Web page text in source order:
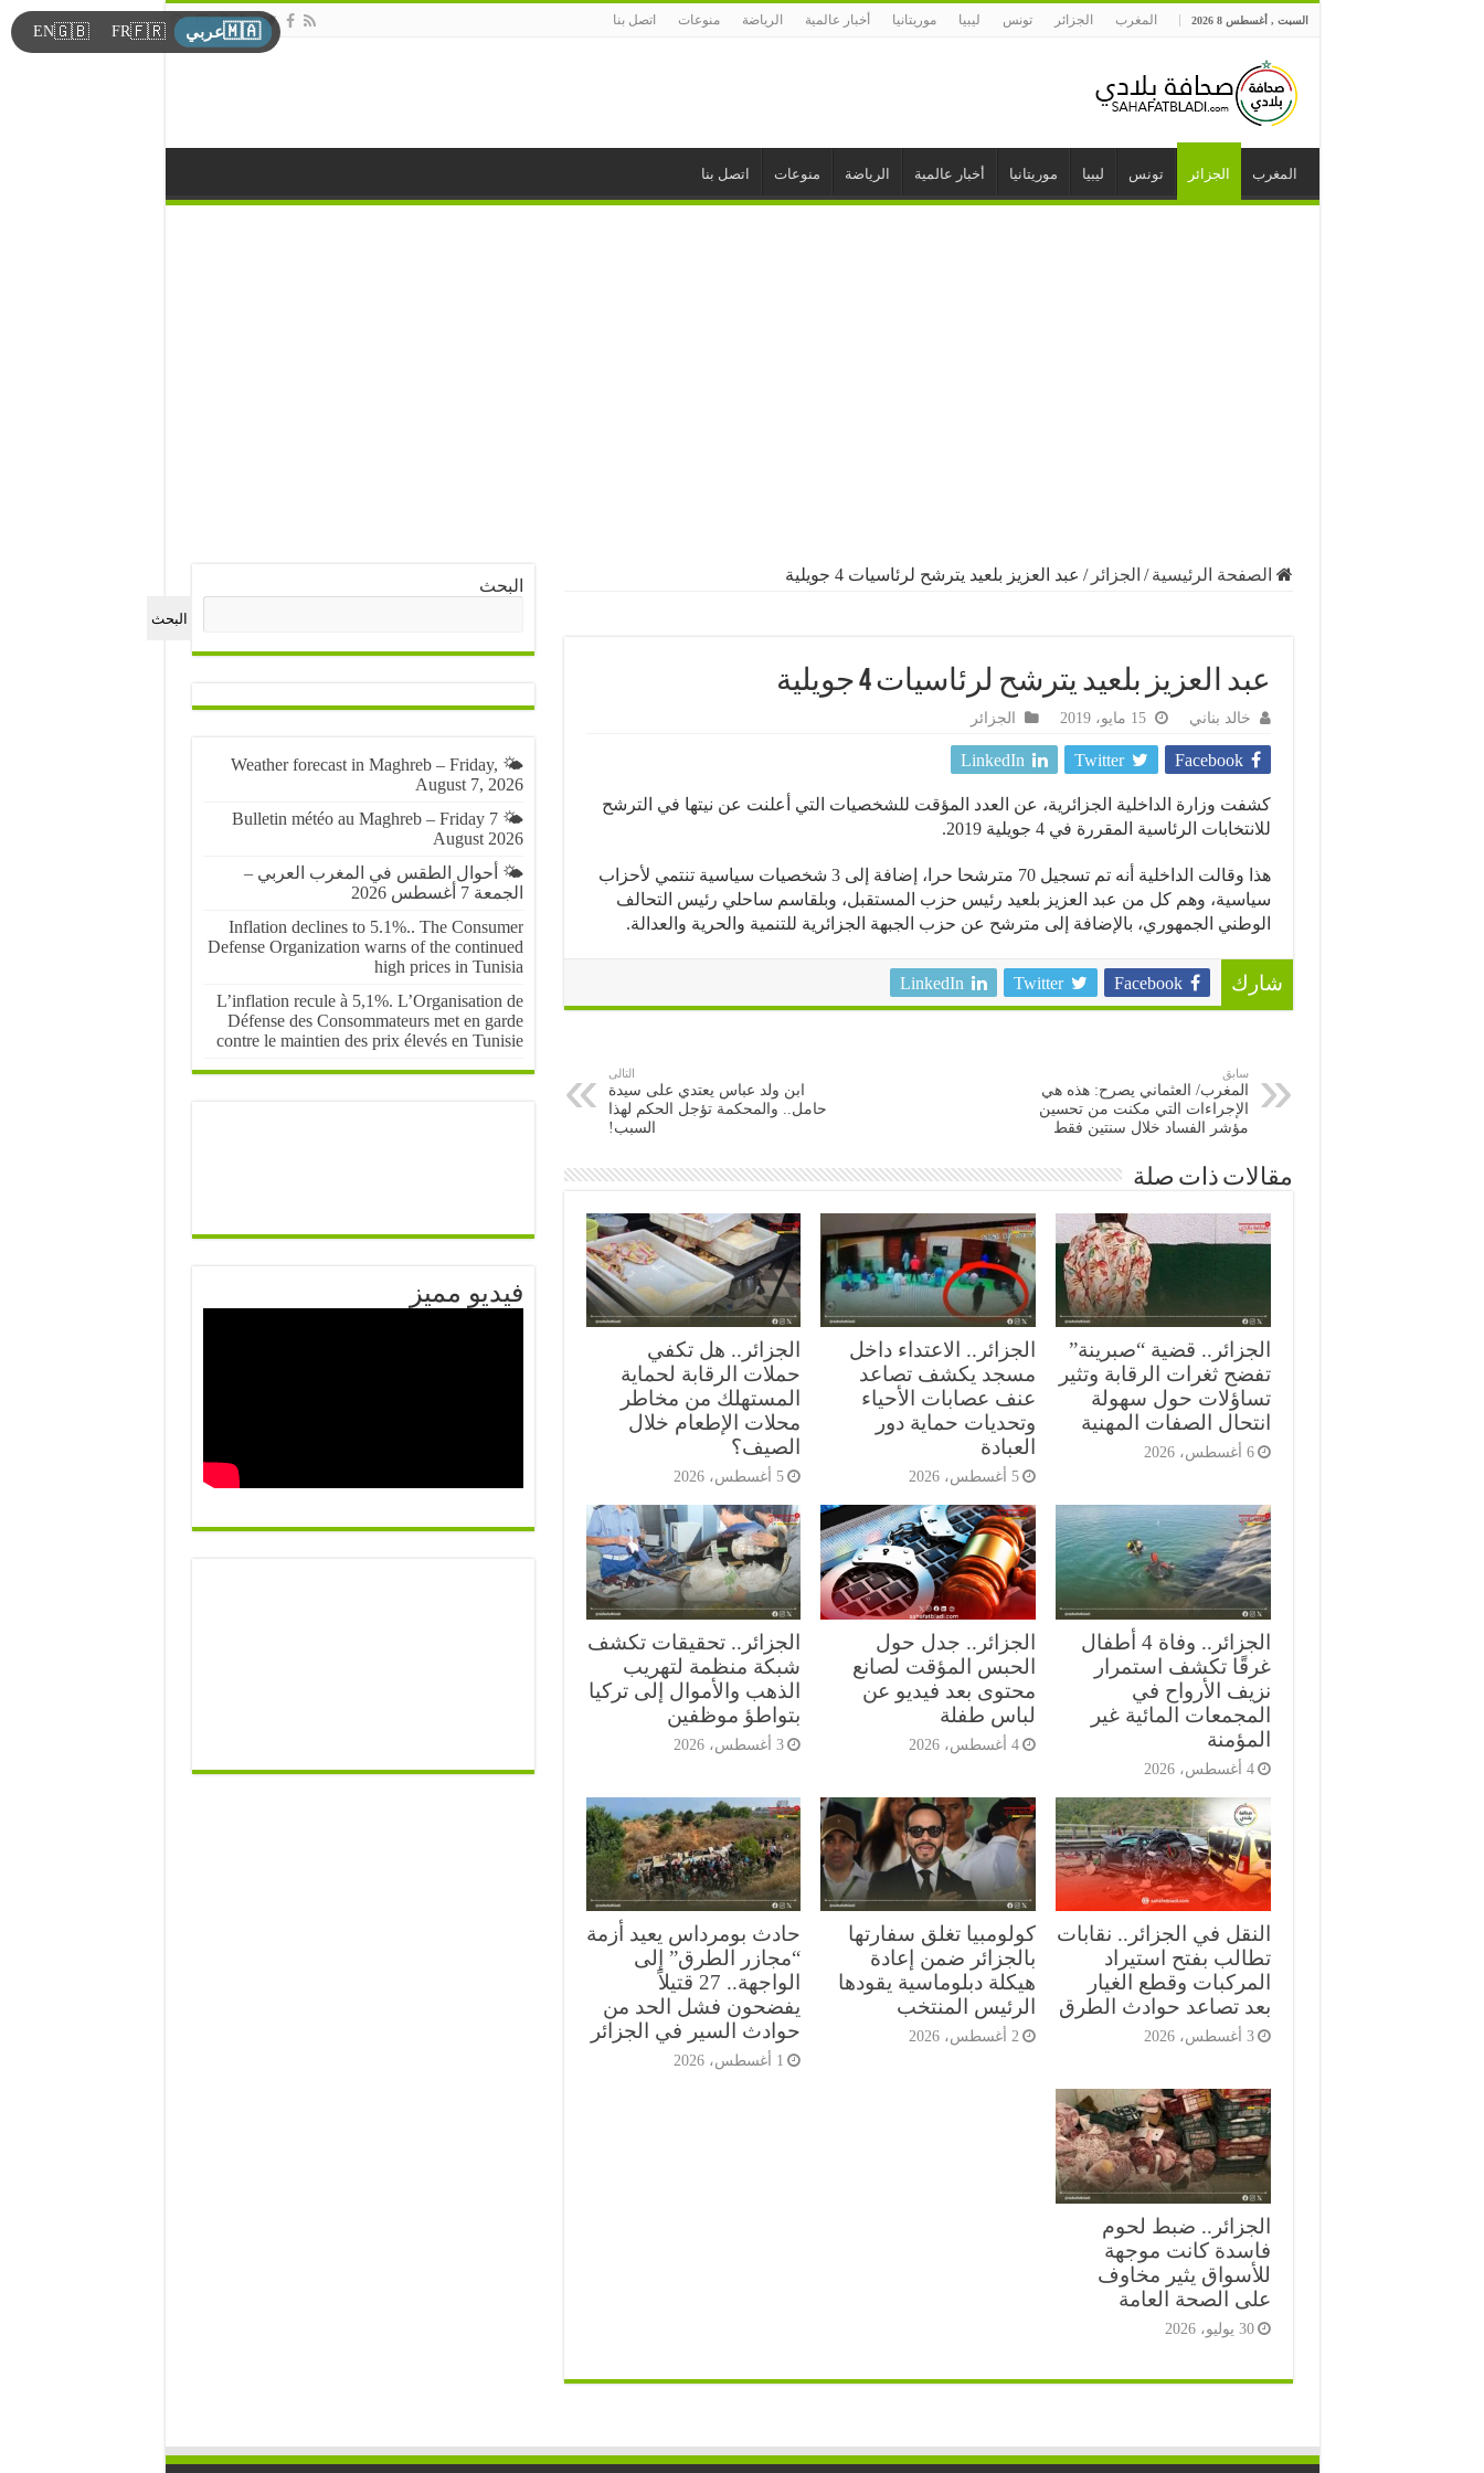
السبت , أغسطس 8 2026 المغرب الجزائر تونس ليبيا موريتانيا أخبار عالمية الرياضة منوعات اتصل بنا
المغرب الجزائر تونس ليبيا موريتانيا أخبار عالمية الرياضة منوعات اتصل بنا
الصفحة الرئيسية / الجزائر / عبد العزيز بلعيد يترشح لرئاسيات 4 جويلية
عبد العزيز بلعيد يترشح لرئاسيات 4 جويلية
خالد بناني 15 مايو، 2019 الجزائر
Facebook
Twitter
LinkedIn
كشفت وزارة الداخلية الجزائرية، عن العدد المؤقت للشخصيات التي أعلنت عن نيتها في الترشح
للانتخابات الرئاسية المقررة في 4 جويلية 2019.
هذا وقالت الداخلية أنه تم تسجيل 70 مترشحا حرا، إضافة إلى 3 شخصيات سياسية تنتمي لأحزاب
سياسية، وهم كل من عبد العزيز بلعيد رئيس حزب المستقبل، وبلقاسم ساحلي رئيس التحالف
الوطني الجمهوري، بالإضافة إلى مترشح عن حزب الجبهة الجزائرية للتنمية والحرية والعدالة.
شارك Facebook
Twitter
LinkedIn
سابق
المغرب/ العثماني يصرح: هذه هي
الإجراءات التي مكنت من تحسين
مؤشر الفساد خلال سنتين فقط
التالى
ابن ولد عباس يعتدي على سيدة
حامل.. والمحكمة تؤجل الحكم لهذا
السبب!
مقالات ذات صلة
الجزائر.. قضية “صبرينة”
تفضح ثغرات الرقابة وتثير
تساؤلات حول سهولة
انتحال الصفات المهنية
6 أغسطس، 2026
الجزائر.. الاعتداء داخل
مسجد يكشف تصاعد
عنف عصابات الأحياء
وتحديات حماية دور
العبادة
5 أغسطس، 2026
الجزائر.. هل تكفي
حملات الرقابة لحماية
المستهلك من مخاطر
محلات الإطعام خلال
الصيف؟
5 أغسطس، 2026
الجزائر.. وفاة 4 أطفال
غرقًا تكشف استمرار
نزيف الأرواح في
المجمعات المائية غير
المؤمنة
4 أغسطس، 2026
الجزائر.. جدل حول
الحبس المؤقت لصانع
محتوى بعد فيديو عن
لباس طفلة
4 أغسطس، 2026
الجزائر.. تحقيقات تكشف
شبكة منظمة لتهريب
الذهب والأموال إلى تركيا
بتواطؤ موظفين
3 أغسطس، 2026
النقل في الجزائر.. نقابات
تطالب بفتح استيراد
المركبات وقطع الغيار
بعد تصاعد حوادث الطرق
3 أغسطس، 2026
كولومبيا تغلق سفارتها
بالجزائر ضمن إعادة
هيكلة دبلوماسية يقودها
الرئيس المنتخب
2 أغسطس، 2026
حادث بومرداس يعيد أزمة
“مجازر الطرق” إلى
الواجهة.. 27 قتيلاً
يفضحون فشل الحد من
حوادث السير في الجزائر
1 أغسطس، 2026
الجزائر.. ضبط لحوم
فاسدة كانت موجهة
للأسواق يثير مخاوف
على الصحة العامة
30 يوليو، 2026
البحث
البحث
🌤️ Weather forecast in Maghreb – Friday,
August 7, 2026
🌤️ Bulletin météo au Maghreb – Friday 7
August 2026
🌤️ أحوال الطقس في المغرب العربي –
الجمعة 7 أغسطس 2026
Inflation declines to 5.1%.. The Consumer
Defense Organization warns of the continued
high prices in Tunisia
L’inflation recule à 5,1%. L’Organisation de
Défense des Consommateurs met en garde
contre le maintien des prix élevés en Tunisie
فيديو مميز
🇲🇦عربي 🇫🇷
FR
🇬🇧
EN